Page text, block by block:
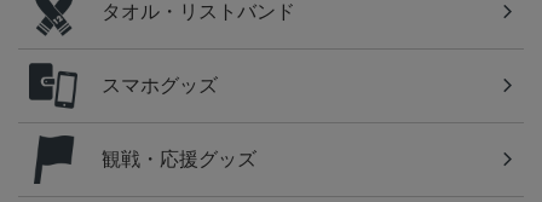
タオル・リストバンド
スマホグッズ
観戦・応援グッズ